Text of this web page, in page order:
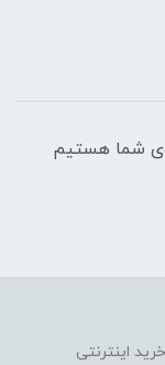
اینترنتی